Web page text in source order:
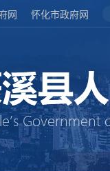
网 怀化市政府网